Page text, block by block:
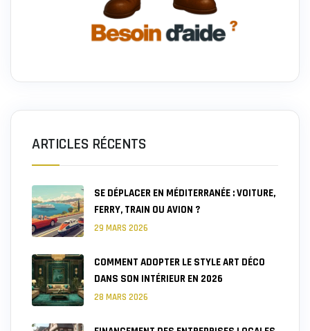
ARTICLES RÉCENTS
SE DÉPLACER EN MÉDITERRANÉE : VOITURE,
FERRY, TRAIN OU AVION ?
29 MARS 2026
COMMENT ADOPTER LE STYLE ART DÉCO
DANS SON INTÉRIEUR EN 2026
28 MARS 2026